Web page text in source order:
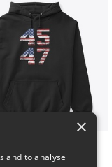
×
and to analyse